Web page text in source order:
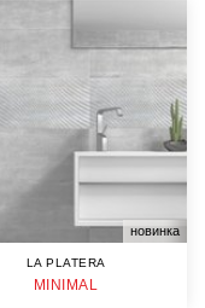
новинка
LA PLATERA
MINIMAL